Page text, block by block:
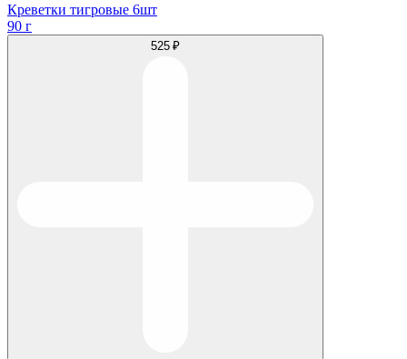
Креветки тигровые 6шт
90 г
525 ₽